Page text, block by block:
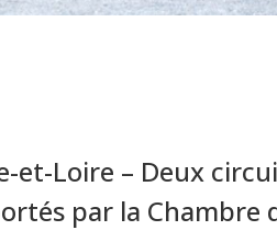
et-Loire – Deux
par la Chambre